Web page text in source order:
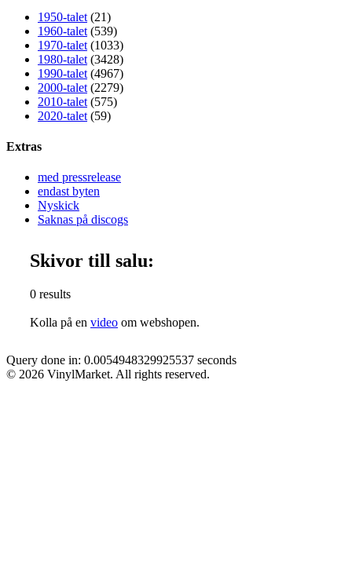
1950-talet (21)
1960-talet (539)
1970-talet (1033)
1980-talet (3428)
1990-talet (4967)
2000-talet (2279)
2010-talet (575)
2020-talet (59)
Extras
med pressrelease
endast byten
Nyskick
Saknas på discogs
Skivor till salu:
0 results
Kolla på en video om webshopen.
Query done in: 0.0054948329925537 seconds
© 2026 VinylMarket. All rights reserved.